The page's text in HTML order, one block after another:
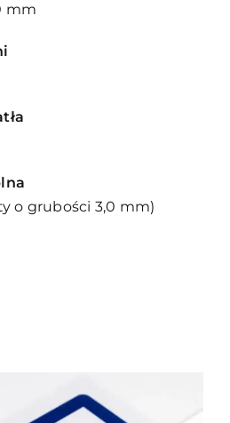
mm
o grubości 3,0 mm)